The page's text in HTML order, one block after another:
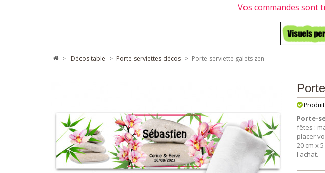
Vos commandes sont
> décos table > porte-serviettes décos > Porte-serviette galets zen
Porte-
fêtes :
placer
20 cm x
l'achat.